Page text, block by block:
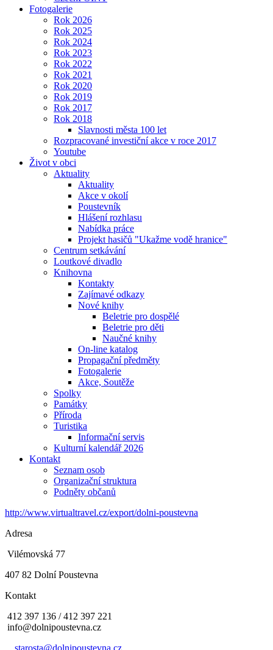
Fotogalerie
Rok 2026
Rok 2025
Rok 2024
Rok 2023
Rok 2022
Rok 2021
Rok 2020
Rok 2019
Rok 2017
Rok 2018
Slavnosti města 100 let
Rozpracované investiční akce v roce 2017
Youtube
Život v obci
Aktuality
Aktuality
Akce v okolí
Poustevník
Hlášení rozhlasu
Nabídka práce
Projekt hasičů "Ukažme vodě hranice"
Centrum setkávání
Loutkové divadlo
Knihovna
Kontakty
Zajímavé odkazy
Nové knihy
Beletrie pro dospělé
Beletrie pro děti
Naučné knihy
On-line katalog
Propagační předměty
Fotogalerie
Akce, Soutěže
Spolky
Památky
Příroda
Turistika
Informační servis
Kulturní kalendář 2026
Kontakt
Seznam osob
Organizační struktura
Podněty občanů
http://www.virtualtravel.cz/export/dolni-poustevna
Adresa
Vilémovská 77
407 82 Dolní Poustevna
Kontakt
412 397 136 / 412 397 221
info@dolnipoustevna.cz
starosta@dolnipoustevna.cz